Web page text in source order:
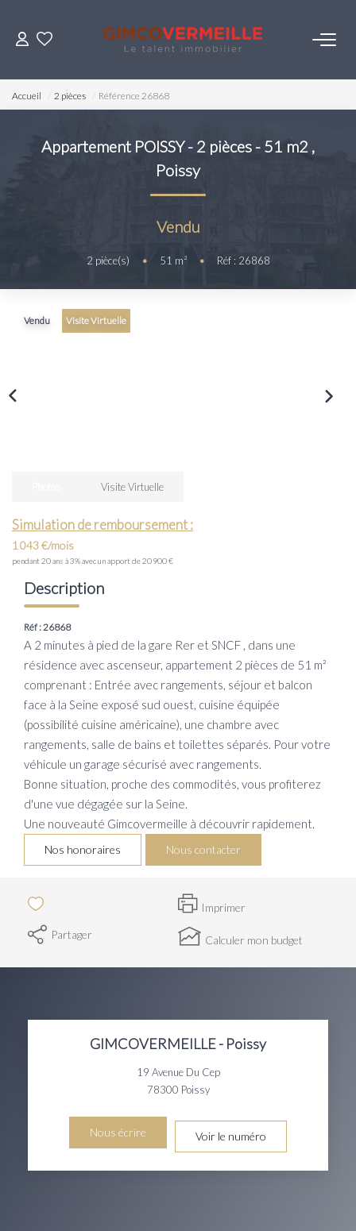
ACHETER
LOUER
ESTIMER
NOS SERVICES
Nos Agences
Intranet
PARRAINAGE
Accueil 2 pièces Référence 26868
Appartement POISSY - 2 pièces - 51 m2 ,
Poissy
Vendu
2 pièce(s) • 51 m² • Réf : 26868
Vendu Visite Virtuelle
Simulation de remboursement :
1 043 €/mois
pendant 20 ans à 3% avec un apport de 20 900 €
Visite Virtuelle
Description
Réf : 26868
A 2 minutes à pied de la gare Rer et SNCF , dans une
résidence avec ascenseur, appartement 2 pièces de 51 m²
comprenant : Entrée avec rangements, séjour et balcon
face à la Seine exposé sud ouest, cuisine équipée
(possibilité cuisine américaine), une chambre avec
rangements, salle de bains et toilettes séparés. Pour votre
véhicule un garage sécurisé avec rangements.
Bonne situation, proche des commodités, vous profiterez
d'une vue dégagée sur la Seine.
Une nouveauté Gimcovermeille à découvrir rapidement.
Nos honoraires Nous contacter
Imprimer
Partager
Calculer mon budget
GIMCOVERMEILLE - Poissy
19 Avenue Du Cep
78300 Poissy
Nous écrire Voir le numéro